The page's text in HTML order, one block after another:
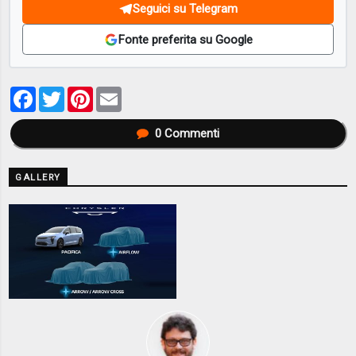
Seguici su Telegram
Fonte preferita su Google
Facebook
TwitterPinterest
0Commenti
GALLERY